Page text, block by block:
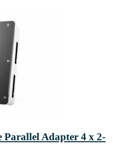
Parallel Adapter 4 x 2-